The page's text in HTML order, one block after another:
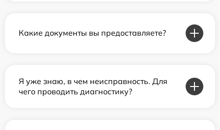
Какие документы вы предоставляете?
Я уже знаю, в чем неисправность. Для
чего проводить диагностику?